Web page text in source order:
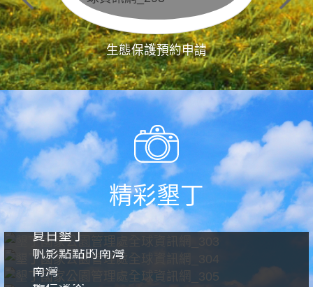
生態保護預約申請
精彩墾丁
夏日墾丁
帆影點點的南灣
南灣